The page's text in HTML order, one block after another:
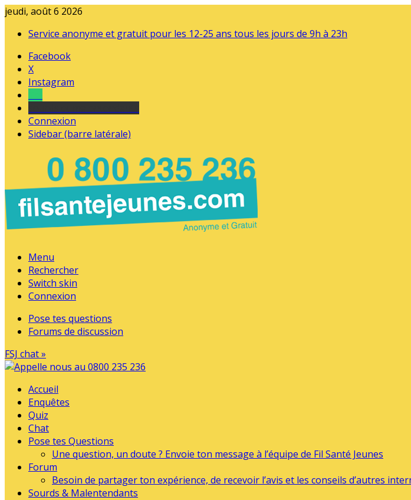
jeudi, août 6 2026
Service anonyme et gratuit pour les 12-25 ans tous les jours de 9h à 23h
Facebook
X
Instagram
Connexion
Sidebar (barre latérale)
Menu
Rechercher
Switch skin
Connexion
Pose tes questions
Forums de discussion
FSJ chat »
Accueil
Enquêtes
Quiz
Chat
Pose tes Questions
Une question, un doute ? Envoie ton message à l’équipe de Fil Santé Jeunes
Forum
Besoin de partager ton expérience, de recevoir l’avis et les conseils d’autres
Sourds & Malentendants